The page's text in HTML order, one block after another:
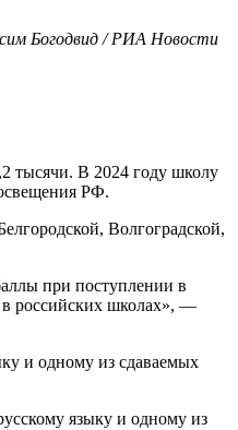
Богодвид / РИА Новости
тысячи. В 2024 году школу
РФ.
Волгоградской,
при поступлении в
в российских школах», —
и одному из сдаваемых
языку и одному из